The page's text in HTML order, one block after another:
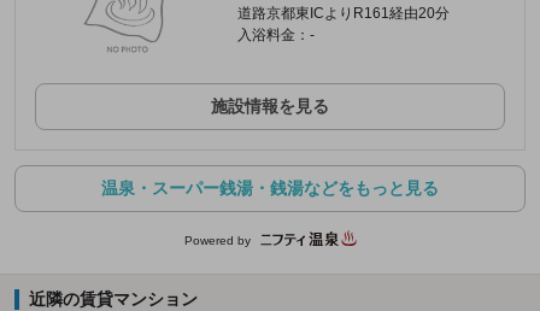
道路京都東ICよりR161経由20分
入浴料金：-
施設情報を見る
温泉・スーパー銭湯・銭湯などをもっと見る
Powered by
近隣の賃貸マンション